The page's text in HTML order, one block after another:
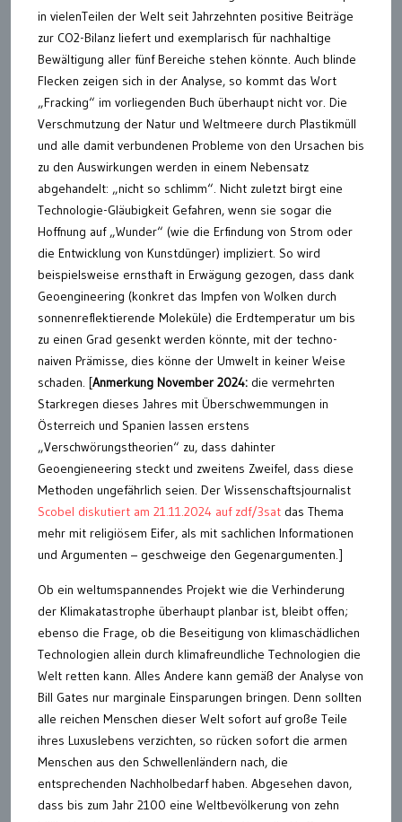
in vielenTeilen der Welt seit Jahrzehnten positive Beiträge
zur CO2-Bilanz liefert und exemplarisch für nachhaltige
Bewältigung aller fünf Bereiche stehen könnte. Auch blinde
Flecken zeigen sich in der Analyse, so kommt das Wort
„Fracking“ im vorliegenden Buch überhaupt nicht vor. Die
Verschmutzung der Natur und Weltmeere durch Plastikmüll
und alle damit verbundenen Probleme von den Ursachen bis
zu den Auswirkungen werden in einem Nebensatz
abgehandelt: „nicht so schlimm“. Nicht zuletzt birgt eine
Technologie-Gläubigkeit Gefahren, wenn sie sogar die
Hoffnung auf „Wunder“ (wie die Erfindung von Strom oder
die Entwicklung von Kunstdünger) impliziert. So wird
beispielsweise ernsthaft in Erwägung gezogen, dass dank
Geoengineering (konkret das Impfen von Wolken durch
sonnenreflektierende Moleküle) die Erdtemperatur um bis
zu einen Grad gesenkt werden könnte, mit der techno-
naiven Prämisse, dies könne der Umwelt in keiner Weise
schaden. [Anmerkung November 2024: die vermehrten
Starkregen dieses Jahres mit Überschwemmungen in
Österreich und Spanien lassen erstens
„Verschwörungstheorien“ zu, dass dahinter
Geoengieneering steckt und zweitens Zweifel, dass diese
Methoden ungefährlich seien. Der Wissenschaftsjournalist
Scobel diskutiert am 21.11.2024 auf zdf/3sat das Thema
mehr mit religiösem Eifer, als mit sachlichen Informationen
und Argumenten – geschweige den Gegenargumenten.]
Ob ein weltumspannendes Projekt wie die Verhinderung
der Klimakatastrophe überhaupt planbar ist, bleibt offen;
ebenso die Frage, ob die Beseitigung von klimaschädlichen
Technologien allein durch klimafreundliche Technologien die
Welt retten kann. Alles Andere kann gemäß der Analyse von
Bill Gates nur marginale Einsparungen bringen. Denn sollten
alle reichen Menschen dieser Welt sofort auf große Teile
ihres Luxuslebens verzichten, so rücken sofort die armen
Menschen aus den Schwellenländern nach, die
entsprechenden Nachholbedarf haben. Abgesehen davon,
dass bis zum Jahr 2100 eine Weltbevölkerung von zehn